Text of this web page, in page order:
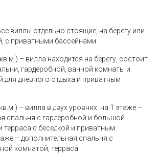
виллы отдельно стоящие, на берегу или
с приватными бассейнами.
– вилла находится на берегу, состоит
гардеробной, ванной комнаты и
для дневного отдыха и приватным
– вилла в двух уровнях: на 1 этаже –
спальня с гардеробной и большой
терраса с беседкой и приватным
– дополнительная спальня с
комнатой, терраса.